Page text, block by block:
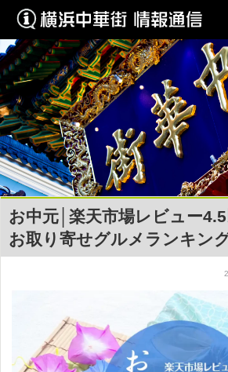
お中元│楽天市場レビュー4.5
お取り寄せグルメランキン